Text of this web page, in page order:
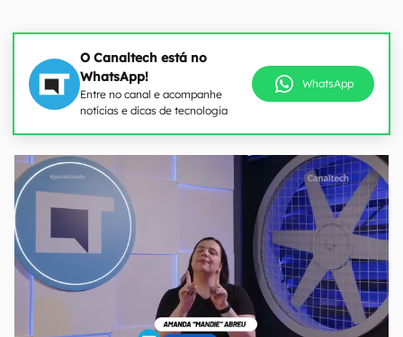
O Canaltech está no
WhatsApp!
Entre no canal e acompanhe
notícias e dicas de tecnologia
WhatsApp